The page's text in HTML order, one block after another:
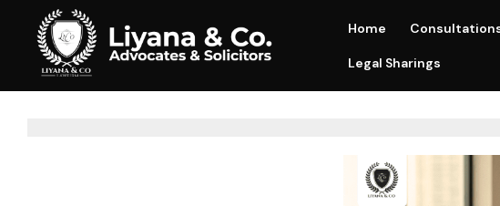
Home
Legal Sharings